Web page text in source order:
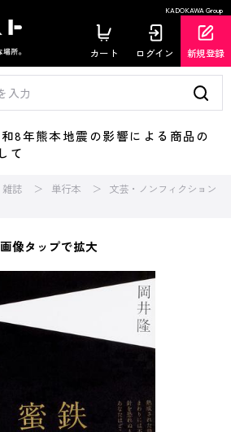
KADOKAWA Group
カート ログイン 新規登録
年熊本地震の影響による商品の
て
雑誌 単行本
文芸・ノンフィクション
画像タップで拡大